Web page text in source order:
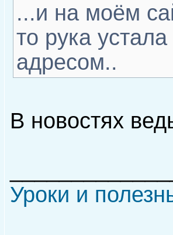
...и на моём
то рука
адресом..
В новостях
Уроки и